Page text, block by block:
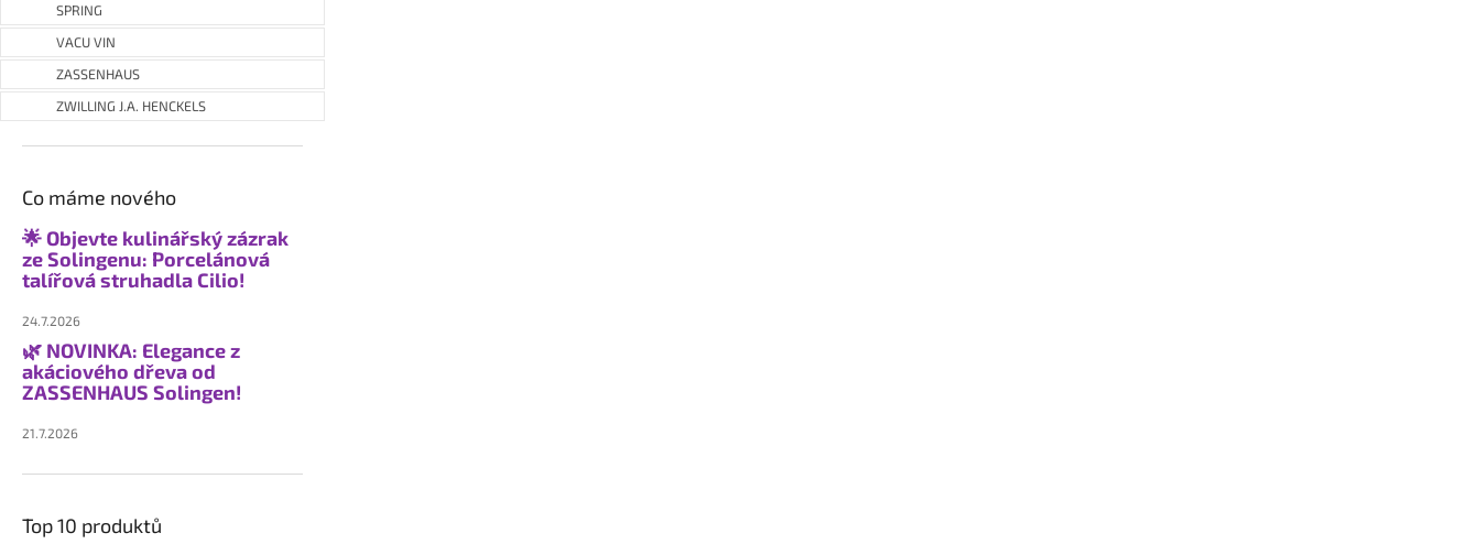
SPRING
VACU VIN
ZASSENHAUS
ZWILLING J.A. HENCKELS
Co máme nového
🌟 Objevte kulinářský zázrak
ze Solingenu: Porcelánová
talířová struhadla Cilio!
24.7.2026
🌿 NOVINKA: Elegance z
akáciového dřeva od
ZASSENHAUS Solingen!
21.7.2026
Top 10 produktů